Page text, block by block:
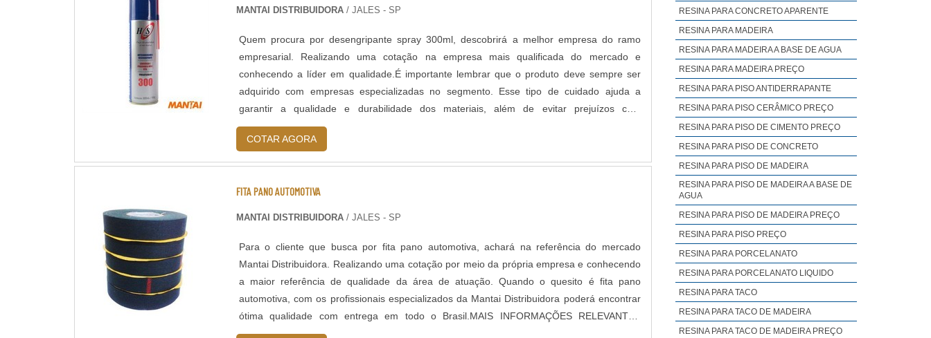
MANTAI DISTRIBUIDORA/ JALES - SP
Quem procura por desengripante spray 300ml, descobrirá a melhor empresa do ramo
empresarial. Realizando uma cotação na empresa mais qualificada do mercado e
conhecendo a líder em qualidade.É importante lembrar que o produto deve sempre ser
adquirido com empresas especializadas no segmento. Esse tipo de cuidado ajuda a
garantir a qualidade e durabilidade dos materiais, além de evitar prejuízos com
substituições frequentes de produtos que não cumprem com suas funções
adequadamente. Assim, é possível poupar gastos desnecessários.MAIS DETALHES
INTERESSANTES SOBRE DESENGRIPANTE SPRAY 300MLQuem precisa de
Mantai Distribuidora. A empresa atua com limpa contato e trava rosca, focando em
tecnologia e desenvolvimento no que gera resultado ao cliente.Sem trocar o foco sobre
serviços com ótima qualidade e precisão, detalhes que passam despercebidos e podem
gerar prejuízo futuros para os clientes.Existem muitas formas diferentes de demonstrar
conhecimento e autoridade em sua área de atuação. Os motivos pelos quais a Mantai
Distribuidora é referência quando buscar por desengripante spray: Comprometida com os
serviços; Responsável; Altamente qualificada; Inovadora; Compreensiva.REFERÊNCIA
DE QUALIDADE NO SEGMENTOSomente na Mantai Distribuidora as melhores opções
COTAR AGORA
FITA PANO AUTOMOTIVA
MANTAI DISTRIBUIDORA/ JALES - SP
Para o cliente que busca por fita pano automotiva, achará na referência do mercado
Mantai Distribuidora. Realizando uma cotação por meio da própria empresa e conhecendo
a maior referência de qualidade da área de atuação. Quando o quesito é fita pano
automotiva, com os profissionais especializados da Mantai Distribuidora poderá encontrar
ótima qualidade com entrega em todo o Brasil.MAIS INFORMAÇÕES RELEVANTES
SOBRE FITA PANO AUTOMOTIVAHá muitas maneiras eficientes de demonstrar
RESINA PARA CONCRETO APARENTE
RESINA PARA MADEIRA
RESINA PARA MADEIRA A BASE DE AGUA
RESINA PARA MADEIRA PREÇO
RESINA PARA PISO ANTIDERRAPANTE
RESINA PARA PISO CERÂMICO PREÇO
RESINA PARA PISO DE CIMENTO PREÇO
RESINA PARA PISO DE CONCRETO
RESINA PARA PISO DE MADEIRA
RESINA PARA PISO DE MADEIRA A BASE DE
AGUA
RESINA PARA PISO DE MADEIRA PREÇO
RESINA PARA PISO PREÇO
RESINA PARA PORCELANATO
RESINA PARA PORCELANATO LIQUIDO
RESINA PARA TACO
RESINA PARA TACO DE MADEIRA
RESINA PARA TACO DE MADEIRA PREÇO